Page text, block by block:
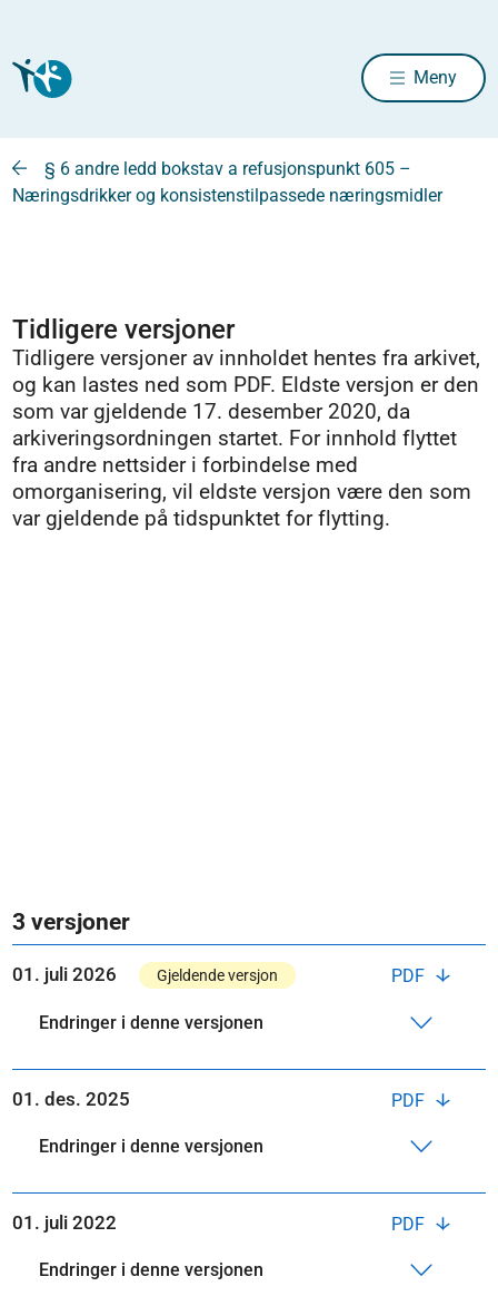
Meny
§ 6 andre ledd bokstav a refusjonspunkt 605 –
Næringsdrikker og konsistenstilpassede næringsmidler
Tidligere versjoner
Tidligere versjoner av innholdet hentes fra arkivet,
og kan lastes ned som PDF. Eldste versjon er den
som var gjeldende 17. desember 2020, da
arkiveringsordningen startet. For innhold flyttet
fra andre nettsider i forbindelse med
omorganisering, vil eldste versjon være den som
var gjeldende på tidspunktet for flytting.
3 versjoner
PDF
01. juli 2026 Gjeldende versjon
Endringer i denne versjonen
PDF
01. des. 2025
Endringer i denne versjonen
PDF
01. juli 2022
Endringer i denne versjonen